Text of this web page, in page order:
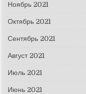
Ноябрь 2021
Октябрь 2021
Сентябрь 2021
Август 2021
Июль 2021
Июнь 2021